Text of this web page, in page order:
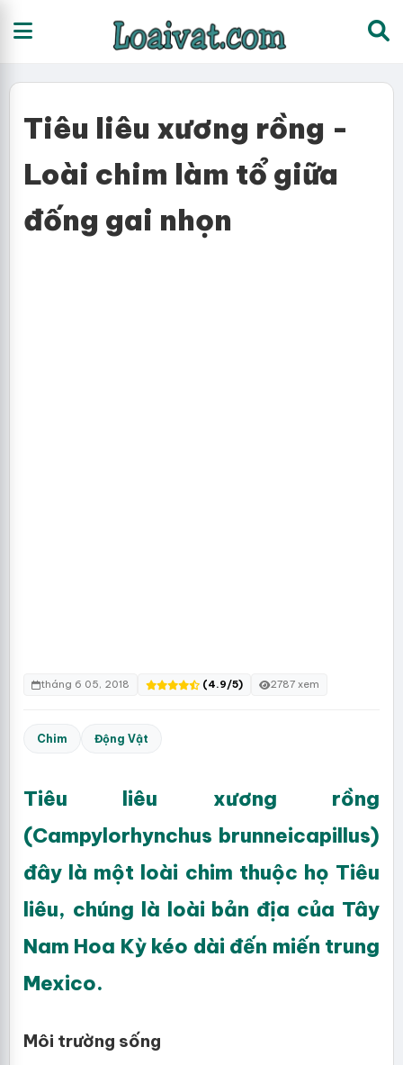
Tiêu liêu xương rồng -
Loài chim làm tổ giữa
đống gai nhọn
tháng 6 05, 2018 (4.9/5) 2787 xem
Chim Động Vật
Tiêu liêu xương rồng
(Campylorhynchus brunneicapillus)
đây là một loài chim thuộc họ Tiêu
liêu, chúng là loài bản địa của Tây
Nam Hoa Kỳ kéo dài đến miến trung
Mexico.
Môi trường sống